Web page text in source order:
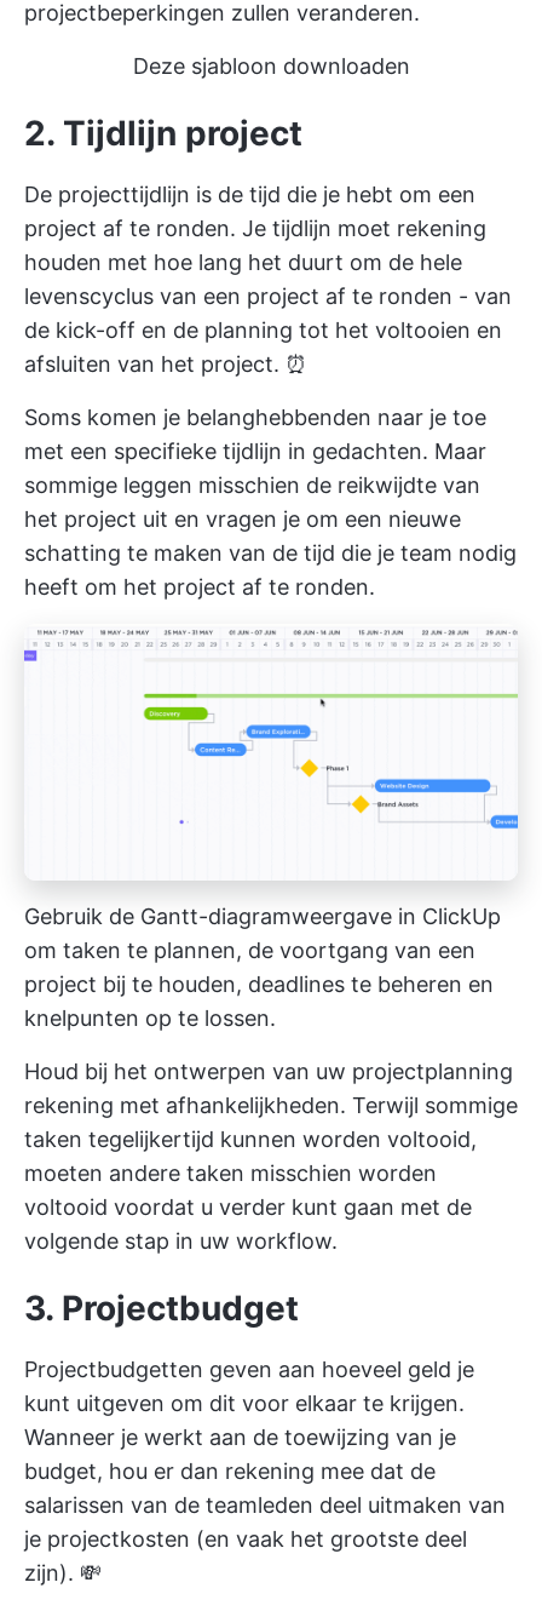
projectbeperkingen zullen veranderen.
Deze sjabloon downloaden
2. Tijdlijn project
De projecttijdlijn is de tijd die je hebt om een
project af te ronden. Je tijdlijn moet rekening
houden met hoe lang het duurt om de hele
levenscyclus van een project af te ronden - van
de kick-off en de planning tot het voltooien en
afsluiten van het project. ⏰
Soms komen je belanghebbenden naar je toe
met een specifieke tijdlijn in gedachten. Maar
sommige leggen misschien de reikwijdte van
het project uit en vragen je om een nieuwe
schatting te maken van de tijd die je team nodig
heeft om het project af te ronden.
Gebruik de Gantt-diagramweergave in ClickUp
om taken te plannen, de voortgang van een
project bij te houden, deadlines te beheren en
knelpunten op te lossen.
Houd bij het ontwerpen van uw projectplanning
rekening met afhankelijkheden. Terwijl sommige
taken tegelijkertijd kunnen worden voltooid,
moeten andere taken misschien worden
voltooid voordat u verder kunt gaan met de
volgende stap in uw workflow.
3. Projectbudget
Projectbudgetten geven aan hoeveel geld je
kunt uitgeven om dit voor elkaar te krijgen.
Wanneer je werkt aan de toewijzing van je
budget, hou er dan rekening mee dat de
salarissen van de teamleden deel uitmaken van
je projectkosten (en vaak het grootste deel
zijn). 💸